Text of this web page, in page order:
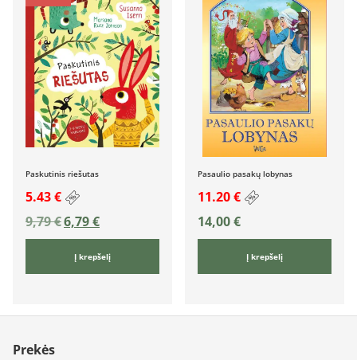
Paskutinis riešutas
5.43 €
9,79€6,79€
Į krepšelį
Pasaulio pasakų lobynas
11.20 €
14,00€
Į krepšelį
Prekės